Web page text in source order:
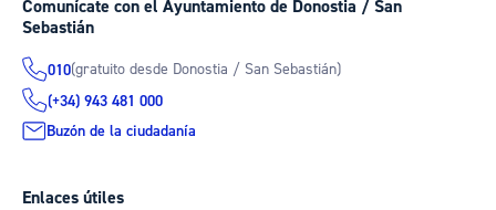
Comunícate con el Ayuntamiento de Donostia / San
Sebastián
010(gratuito desde Donostia / San Sebastián)
(+34) 943 481 000
Buzón de la ciudadanía
Enlaces útiles